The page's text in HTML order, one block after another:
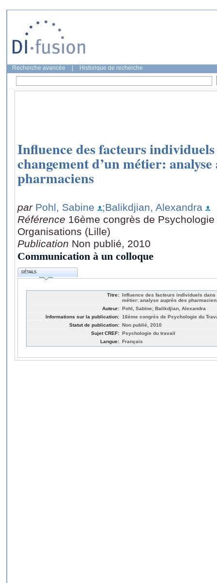
Recherche avancée Historique de recherche
Influence des facteurs individuels
changement d’un métier: analyse
pharmaciens
par Pohl, Sabine
;Balikdjian, Alexandra
Référence 16ème congrès de
Organisations (Lille)
Publication Non publié, 2010
Communication à un colloque
DÉTAILS
Titre: Influence des facteurs individuels dans
métier: analyse auprès des
Auteur: Pohl, Sabine; Balikdjian, Alexandra
Informations sur la publication: 16ème congrès de Psychologie du
Statut de publication: Non publié, 2010
Sujet CREF: Psychologie du travail
Langue: Français